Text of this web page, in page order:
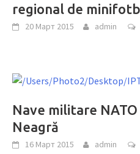
regional de
20 Март 2015 admin
Nave militare
Neagră
16 Март 2015 admin